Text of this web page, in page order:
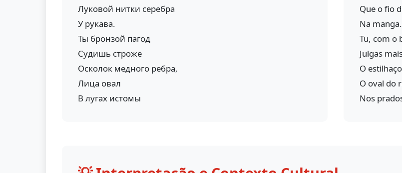
Луковой нитки серебра
У рукава.
Ты бронзой пагод
Судишь строже
Осколок медного ребра,
Лица овал
В лугах истомы
Que o fio
Na manga.
Tu, com o
Julgas
O
O oval do
Nos